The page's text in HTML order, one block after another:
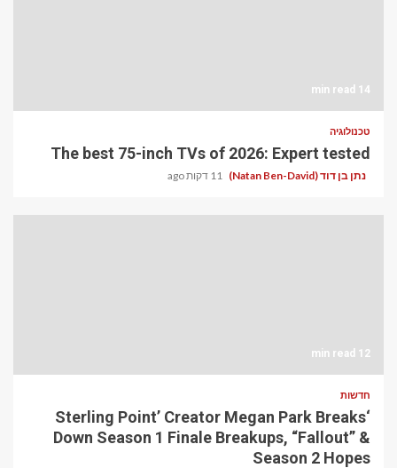
14 min read
טכנולוגיה
The best 75-inch TVs of 2026: Expert tested
נתן בן דוד (Natan Ben-David) 11 דקות ago
12 min read
חדשות
‘Sterling Point’ Creator Megan Park Breaks
Down Season 1 Finale Breakups, “Fallout” &
Season 2 Hopes